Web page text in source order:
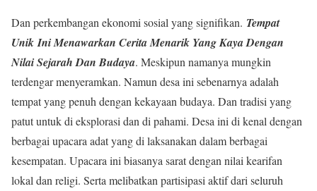
Dan perkembangan ekonomi sosial yang signifikan. Tempat
Unik Ini Menawarkan Cerita Menarik Yang Kaya Dengan
Nilai Sejarah Dan Budaya. Meskipun namanya mungkin
terdengar menyeramkan. Namun desa ini sebenarnya adalah
tempat yang penuh dengan kekayaan budaya. Dan tradisi yang
patut untuk di eksplorasi dan di pahami. Desa ini di kenal dengan
berbagai upacara adat yang di laksanakan dalam berbagai
kesempatan. Upacara ini biasanya sarat dengan nilai kearifan
lokal dan religi. Serta melibatkan partisipasi aktif dari seluruh